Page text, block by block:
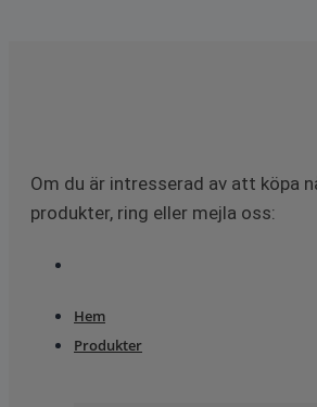
Om du är intresserad av att köpa
produkter, ring eller mejla oss:
Hem
Produkter